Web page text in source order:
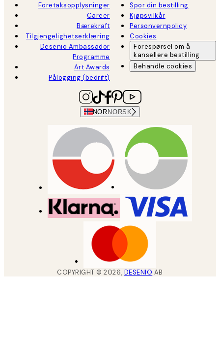
Foretaksopplysninger
Career
Bærekraft
Tilgjengelighetserklæring
Desenio Ambassador
Programme
Art Awards
Pålogging (bedrift)
Spor din bestilling
Kjøpsvilkår
Personvernpolicy
Cookies
Forespørsel om å
kansellere bestilling
Behandle cookies
NORNORSK
COPYRIGHT ©2026, DESENIO AB